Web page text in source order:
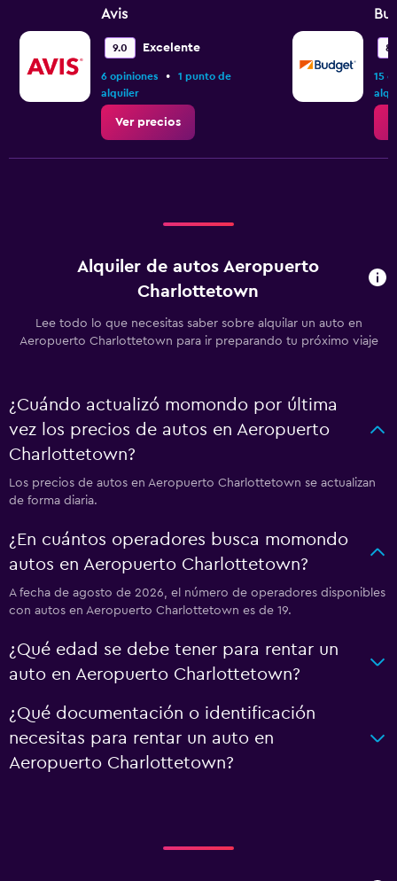
Avis
9.0 Excelente
6 opiniones •
1 punto de
alquiler
Ver precios
15
Alquiler de autos Aeropuerto
Charlottetown
Lee todo lo que necesitas saber sobre alquilar un auto en
Aeropuerto Charlottetown para ir preparando tu próximo viaje
¿Cuándo actualizó momondo por última
vez los precios de autos en Aeropuerto
Charlottetown?
Los precios de autos en Aeropuerto Charlottetown se actualizan
de forma diaria.
¿En cuántos operadores busca momondo
autos en Aeropuerto Charlottetown?
A fecha de agosto de 2026, el número de operadores disponibles
con autos en Aeropuerto Charlottetown es de 19.
¿Qué edad se debe tener para rentar un
auto en Aeropuerto Charlottetown?
¿Qué documentación o identificación
necesitas para rentar un auto en
Aeropuerto Charlottetown?